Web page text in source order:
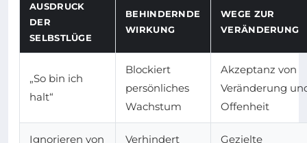
AUSDRUCK
DER
SELBSTLÜGE
BEHINDERNDE
WIRKUNG
WEGE ZUR
VERÄNDERUNG
„So bin ich
halt“
Blockiert
persönliches
Wachstum
Akzeptanz von
Veränderung
Offenheit
Ignorieren von
Verhindert
Gezielte